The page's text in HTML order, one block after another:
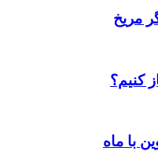
مريخ
کنیم؟
با ماه